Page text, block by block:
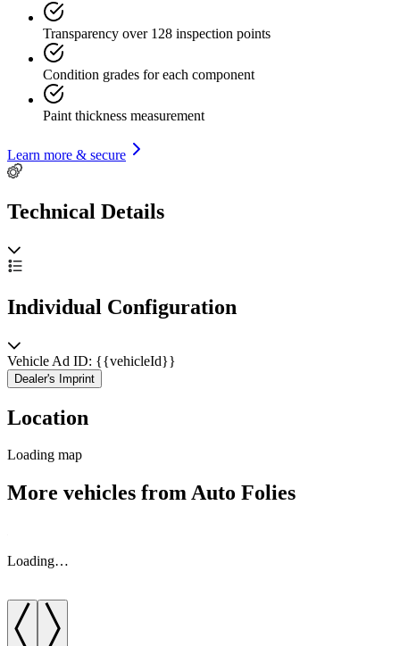
Transparency over 128 inspection points
Condition grades for each component
Paint thickness measurement
Learn more & secure
Technical Details
Individual Configuration
Vehicle Ad ID: {{vehicleId}}
Dealer's Imprint
Location
Loading map
More vehicles from Auto Folies
Loading…